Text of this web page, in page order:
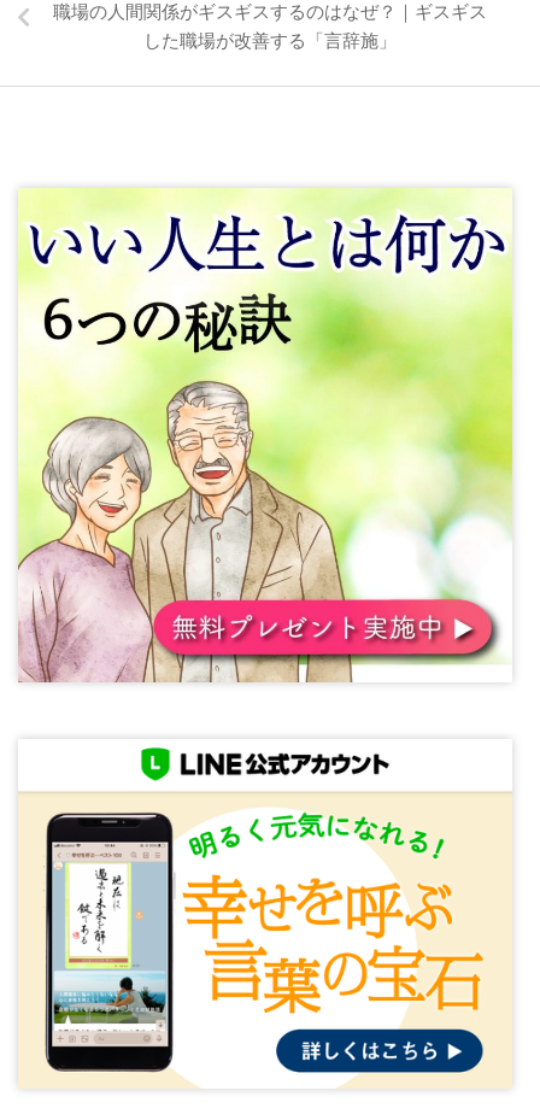
職場の人間関係がギスギスするのはなぜ？｜ギスギス
した職場が改善する「言辞施」